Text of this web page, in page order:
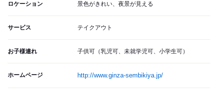
ロケーション 景色がきれい、夜景が見える
サービス テイクアウト
お子様連れ 子供可（乳児可、未就学児可、小学生可）
ホームページ http://www.ginza-sembikiya.jp/